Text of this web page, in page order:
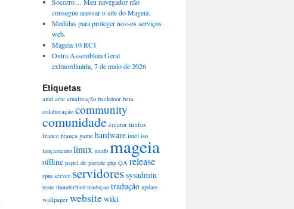
consegue acessar o site do Mageia.
Medidas para proteger nossos serviços
web.
Mageia 10 RC1
Outra Assembleia Geral
extraordinária, 7 de maio de 2026
Etiquetas
amd arte atualização backdoor beta
colaboração community
comunidade creator firefox
france frança game hardware intel iso
lançamento linux madb mageia
offline papel de parede php QA release
rpm server servidoressysadmin
teste thunderbird traduçao tradução update
wallpaper websitewiki